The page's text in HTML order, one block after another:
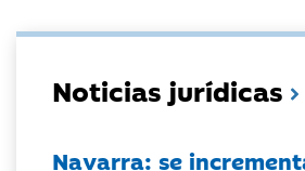
Noticias jurídicas
Navarra: se